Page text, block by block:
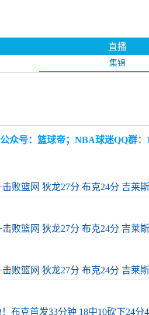
直播
集锦
众号：篮球帝；NBA球迷QQ群：
败篮网 狄龙27分 布克24分 吉莱
败篮网 狄龙27分 布克24分 吉莱
败篮网 狄龙27分 布克24分 吉莱
布克首发33分钟 18中10砍下24分